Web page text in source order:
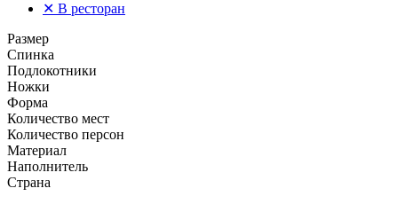
✕ В ресторан
Размер
Спинка
Подлокотники
Ножки
Форма
Количество мест
Количество персон
Материал
Наполнитель
Страна